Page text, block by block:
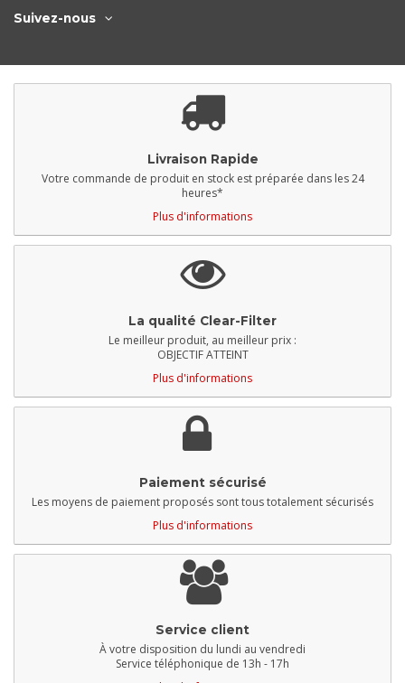
Suivez-nous
Livraison Rapide
Votre commande de produit en stock est préparée dans les 24
heures*
Plus d'informations
La qualité Clear-Filter
Le meilleur produit, au meilleur prix :
OBJECTIF ATTEINT
Plus d'informations
Paiement sécurisé
Les moyens de paiement proposés sont tous totalement sécurisés
Plus d'informations
Service client
À votre disposition du lundi au vendredi
Service téléphonique de 13h - 17h